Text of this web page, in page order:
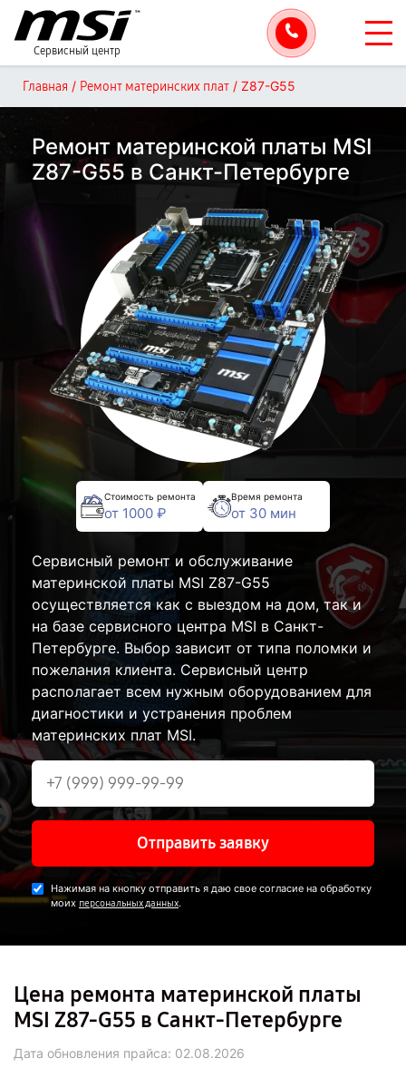
Сервисный центр
Главная / Ремонт материнских плат / Z87-G55
Ремонт материнской платы MSI
Z87-G55 в Санкт-Петербурге
Стоимость ремонта
от 1000 ₽
Время ремонта
от 30 мин
Сервисный ремонт и обслуживание
материнской платы MSI Z87-G55
осуществляется как с выездом на дом, так и
на базе сервисного центра MSI в Санкт-
Петербурге. Выбор зависит от типа поломки и
пожелания клиента. Сервисный центр
располагает всем нужным оборудованием для
диагностики и устранения проблем
материнских плат MSI.
Отправить заявку
Нажимая на кнопку отправить я даю свое согласие на обработку
моих персональных данных.
Цена ремонта материнской платы
MSI Z87-G55 в Санкт-Петербурге
Дата обновления прайса: 02.08.2026